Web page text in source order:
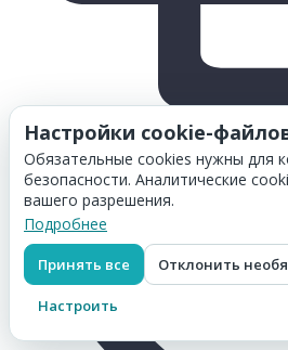
Настройки cookie-
Обязательные cookies нужны для
безопасности. Аналитические
вашего разрешения.
Подробнее
Принять все Отклонить
Настроить